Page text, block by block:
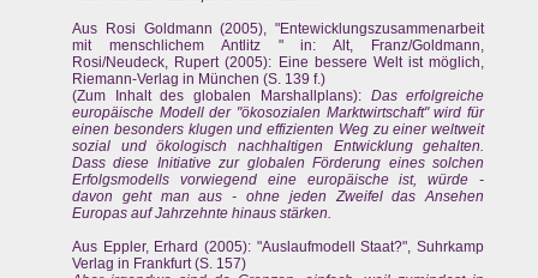
Aus Rosi Goldmann (2005), "Entewicklungszusammenarbeit
mit menschlichem Antlitz " in: Alt, Franz/Goldmann,
Rosi/Neudeck, Rupert (2005): Eine bessere Welt ist möglich,
Riemann-Verlag in München (S. 139 f.)
(Zum Inhalt des globalen Marshallplans): Das erfolgreiche
europäische Modell der "ökosozialen Marktwirtschaft" wird für
einen besonders klugen und effizienten Weg zu einer weltweit
sozial und ökologisch nachhaltigen Entwicklung gehalten.
Dass diese Initiative zur globalen Förderung eines solchen
Erfolgsmodells vorwiegend eine europäische ist, würde -
davon geht man aus - ohne jeden Zweifel das Ansehen
Europas auf Jahrzehnte hinaus stärken.
Aus Eppler, Erhard (2005): "Auslaufmodell Staat?", Suhrkamp
Verlag in Frankfurt (S. 157)